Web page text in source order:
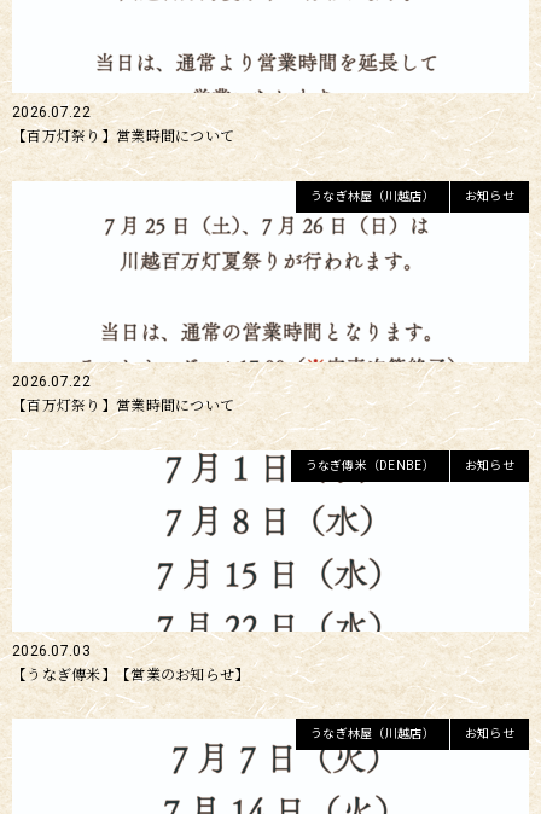
2026.07.22
【百万灯祭り】営業時間について
うなぎ林屋（川越店） お知らせ
2026.07.22
【百万灯祭り】営業時間について
うなぎ傳米（DENBE） お知らせ
2026.07.03
【うなぎ傳米】【営業のお知らせ】
うなぎ林屋（川越店） お知らせ